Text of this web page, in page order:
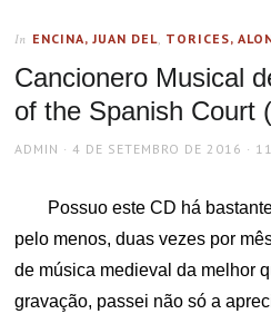
In ENCINA, JUAN DEL, TORICES,
Cancionero Musical
of the Spanish Court
AUTHOR
ADMIN
POSTED
4 DE SETEMBRO DE 2016
Possuo este CD há
pelo menos, duas vezes por
de música medieval da melhor
gravação, passei não só a